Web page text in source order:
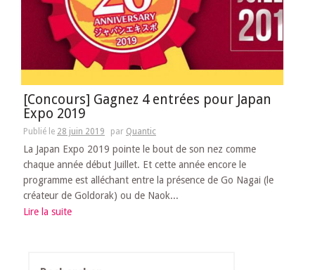
[Concours] Gagnez 4 entrées pour Japan
Expo 2019
Publié le 28 juin 2019 par Quantic
La Japan Expo 2019 pointe le bout de son nez comme
chaque année début Juillet. Et cette année encore le
programme est alléchant entre la présence de Go Nagai (le
créateur de Goldorak) ou de Naok...
Lire la suite